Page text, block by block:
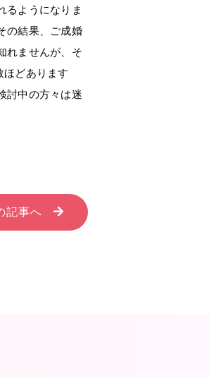
るようになりま
の結果、ご成婚
れませんが、そ
ほどあります
討中の方々は迷
記事へ